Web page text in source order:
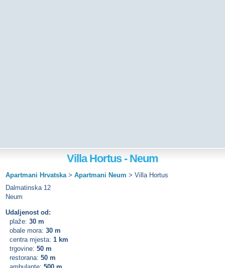
Villa Hortus - Neum
Apartmani Hrvatska> Apartmani Neum > Villa Hortus
Dalmatinska 12
Neum
Udaljenost od:
plaže: 30 m
obale mora: 30 m
centra mjesta: 1 km
trgovine: 50 m
restorana: 50 m